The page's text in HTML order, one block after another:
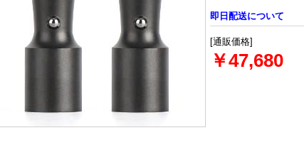
即日配送について
[通販価格]
￥47,680